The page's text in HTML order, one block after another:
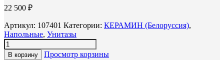
22 500 ₽
Артикул: 107401 Категории: КЕРАМИН (Белоруссия),
Напольные, Унитазы
В корзину Просмотр корзины